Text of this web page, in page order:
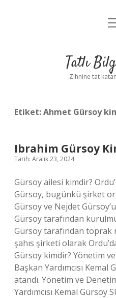
Yasal
Tatlı
Zihnine tat
Etiket:Ahmet Gürsoy
Ibrahim Gürsoy
Tarih: Aralık 23, 2024
Gürsoy ailesi kimdir?
Gürsoy, bugünkü şirket
Gürsoy ve Nejdet
Gürsoy tarafından
Gürsoy tarafından toprak
şahıs şirketi olarak
Gürsoy kimdir? Yönetim
Başkan Yardımcısı Kemal
atandı. Yönetim ve
Yardımcısı Kemal Gürsoy